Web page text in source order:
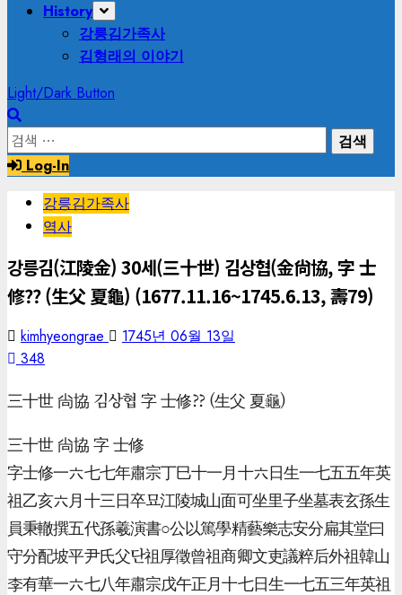
History
강릉김가족사
김형래의 이야기
Light/Dark Button
검
색:Log-In
강릉김가족사
역사
강릉김(江陵金) 30세(三十世) 김상협(金尙協, 字 士
修?? (生父 夏龜) (1677.11.16~1745.6.13, 壽79)
kimhyeongrae
1745년 06월 13일
348
三十世 尙協 김상협 字 士修?? (生父 夏龜)
三十世 尙協 字 士修
字士修一六七七年肅宗丁巳十一月十六日生一七五五年英
祖乙亥六月十三日卒묘江陵城山面可坐里子坐墓表玄孫生
員秉轍撰五代孫羲演書○公以篤學精藝樂志安分扁其堂曰
守分配坡平尹氏父단祖厚徵曾祖商卿文吏議粹后外祖韓山
李有華一六七八年肅宗戊午正月十七日生一七五三年英祖